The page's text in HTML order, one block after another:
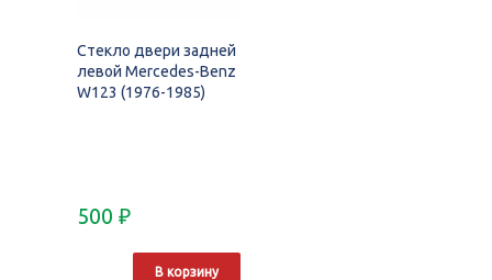
Стекло двери задней
левой Mercedes-Benz
W123 (1976-1985)
500 ₽
В корзину